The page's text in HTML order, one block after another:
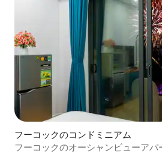
フーコックのコンドミニアム
フーコックのオーシャンビューアパ